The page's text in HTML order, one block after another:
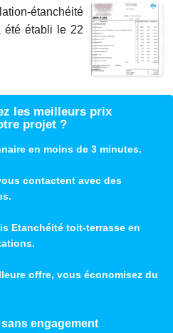
étanchéité
été établi le 22
les meilleurs prix
projet ?
en moins de 3 minutes.
contactent avec des
Etanchéité toit-terrasse en
offre, vous économisez du
engagement